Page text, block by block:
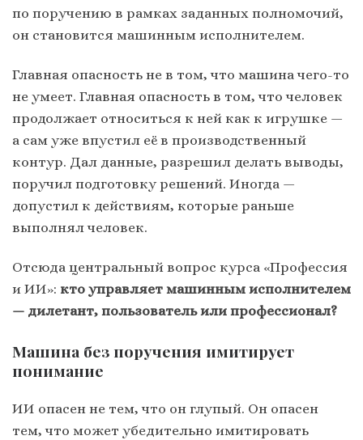
по поручению в рамках заданных полномочий,
он становится машинным исполнителем.
Главная опасность не в том, что машина чего-то
не умеет. Главная опасность в том, что человек
продолжает относиться к ней как к игрушке —
а сам уже впустил её в производственный
контур. Дал данные, разрешил делать выводы,
поручил подготовку решений. Иногда —
допустил к действиям, которые раньше
выполнял человек.
Отсюда центральный вопрос курса «Профессия
и ИИ»: кто управляет машинным исполнителем
— дилетант, пользователь или профессионал?
Машина без поручения имитирует
понимание
ИИ опасен не тем, что он глупый. Он опасен
тем, что может убедительно имитировать